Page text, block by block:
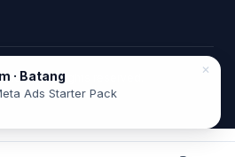
All rights reserved.
Terms of Service
· Batang
Ads Starter Pack
✕